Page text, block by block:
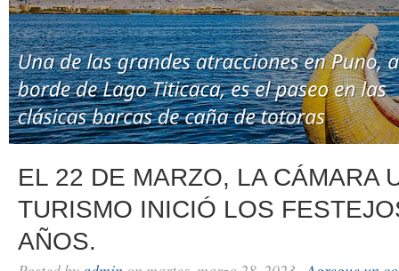
EL 22 DE MARZO, LA CÁMARA
TURISMO INICIÓ LOS
AÑOS.